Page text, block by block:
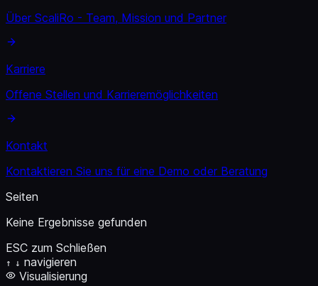
Über ScaliRo - Team, Mission und Partner
Karriere
Offene Stellen und Karrieremöglichkeiten
Kontakt
Kontaktieren Sie uns für eine Demo oder Beratung
Seiten
Keine Ergebnisse gefunden
ESC zum Schließen
↑ ↓ navigieren
Visualisierung